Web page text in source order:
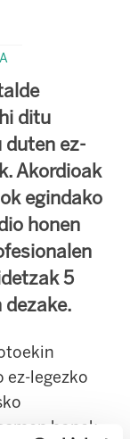
ditu
duten ez-
Akordioak
egindako
honen
5
dezake.
ez-legezko
honek